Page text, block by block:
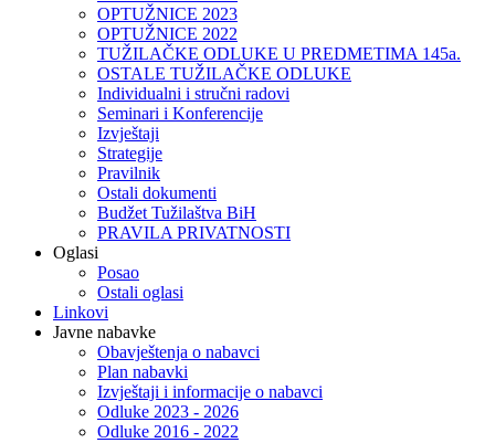
OPTUŽNICE 2023
OPTUŽNICE 2022
TUŽILAČKE ODLUKE U PREDMETIMA 145a.
OSTALE TUŽILAČKE ODLUKE
Individualni i stručni radovi
Seminari i Konferencije
Izvještaji
Strategije
Pravilnik
Ostali dokumenti
Budžet Tužilaštva BiH
PRAVILA PRIVATNOSTI
Oglasi
Posao
Ostali oglasi
Linkovi
Javne nabavke
Obavještenja o nabavci
Plan nabavki
Izvještaji i informacije o nabavci
Odluke 2023 - 2026
Odluke 2016 - 2022